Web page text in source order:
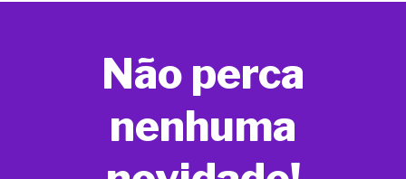
Não perca
nenhuma